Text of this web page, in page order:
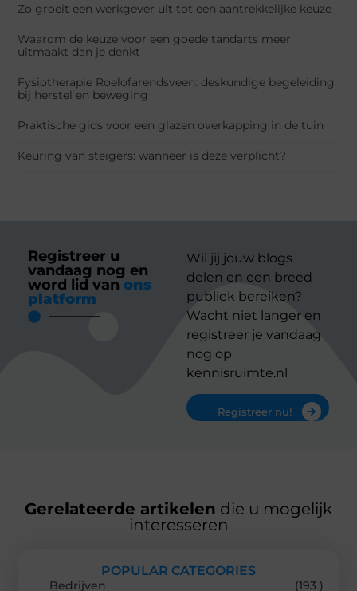
Zo groeit een werkgever uit tot een aantrekkelijke keuze
Waarom de keuze voor een goede tandarts meer
uitmaakt dan je denkt
Fysiotherapie Roelofarendsveen: deskundige begeleiding
bij herstel en beweging
Praktische gids voor een glazen overkapping in de tuin
Keuring van steigers: wanneer is deze verplicht?
Registreer u
vandaag nog en
word lid van ons
platform
Wil jij jouw blogs
delen en een breed
publiek bereiken?
Wacht niet langer en
registreer je vandaag
nog op
kennisruimte.nl
Registreer nu!
Gerelateerde artikelen die u mogelijk
interesseren
POPULAR CATEGORIES
Bedrijven
(193 )